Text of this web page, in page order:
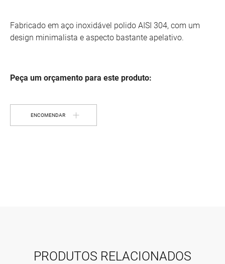
Fabricado em aço inoxidável polido AISI 304, com um
design minimalista e aspecto bastante apelativo.
Peça um orçamento para este produto:
ENCOMENDAR
PRODUTOS RELACIONADOS